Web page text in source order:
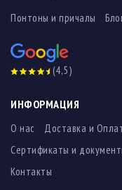
Понтоны и причалы
(4,5)
ИНФОРМАЦИЯ
О нас Доставка и
Сертификаты и
Контакты